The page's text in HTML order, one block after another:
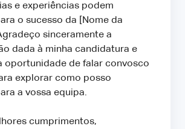
e experiências podem
o sucesso da [Nome da
sinceramente a
dada à minha candidatura e
oportunidade de falar convosco
explorar como posso
a vossa equipa.
cumprimentos,